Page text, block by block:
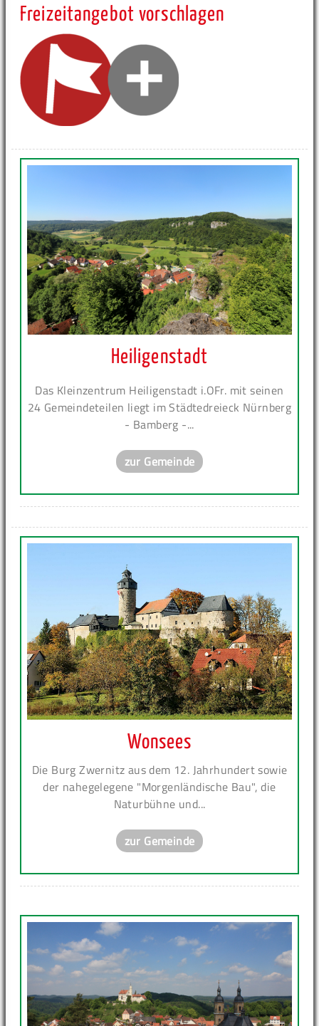
Freizeitangebot vorschlagen
Heiligenstadt
Das Kleinzentrum Heiligenstadt i.OFr. mit seinen
24 Gemeindeteilen liegt im Städtedreieck Nürnberg
- Bamberg -...
zur Gemeinde
Wonsees
Die Burg Zwernitz aus dem 12. Jahrhundert sowie
der nahegelegene "Morgenländische Bau", die
Naturbühne und...
zur Gemeinde